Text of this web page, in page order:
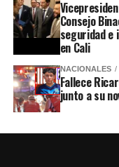
Consejo
seguridad
en Cali
NACIONALES
Fallece
junto a su